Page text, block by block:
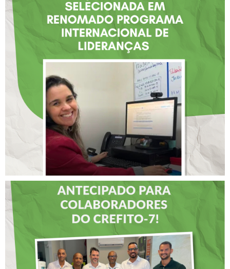
FISIOTERAPEUTA COM
ATUAÇÃO NA BAHIA É
SELECIONADA EM
RENOMADO PROGRAMA
INTERNACIONAL DE
LIDERANÇAS
DIA DOS PAIS É
ANTECIPADO PARA